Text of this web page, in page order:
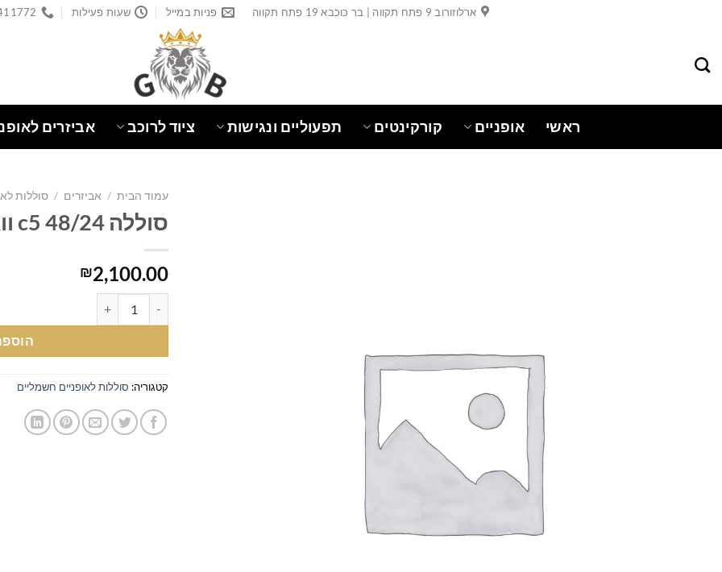
ארלוזורוב 9 פתח תקווה | בר כוכבא 19 פתח תקווה פניות במייל שעות פעילות
ראשי אופניים קורקינטים תפעוליים ונגישות ציוד לרוכב אביזרים
עמוד הבית / אביזרים / סוללות
סוללה 48/24 c5 וואן בייק
₪2,100.00
קטגוריה: סוללות לאופניים חשמליים